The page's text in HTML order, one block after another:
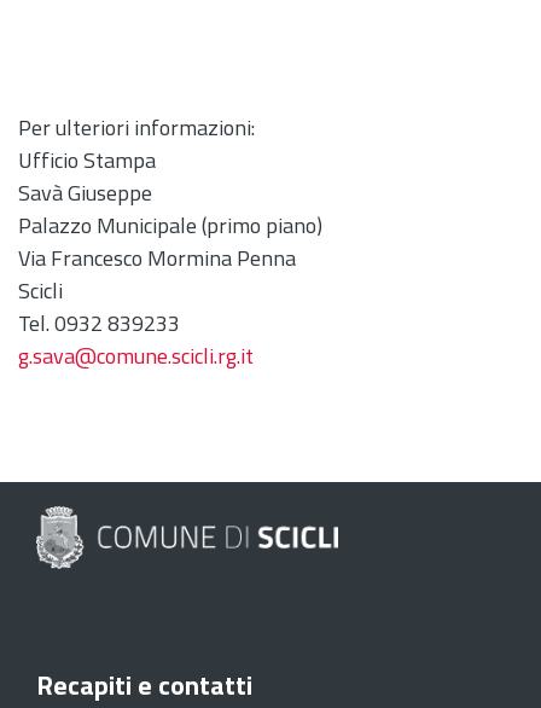
Per ulteriori informazioni:
Ufficio Stampa
Savà Giuseppe
Palazzo Municipale (primo piano)
Via Francesco Mormina Penna
Scicli
Tel. 0932 839233
g.sava@comune.scicli.rg.it
Recapiti e contatti